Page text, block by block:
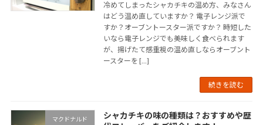
冷めてしまったシャカチキの温め方、みなさん
はどう温め直していますか？ 電子レンジ派で
すか？オーブントースター派ですか？ 時短した
いなら電子レンジでも美味しく食べられます
が、揚げたて感重視の温め直しならオーブント
ースターを […]
続きを読む
マクドナルド
シャカチキの味の種類は？おすすめや歴